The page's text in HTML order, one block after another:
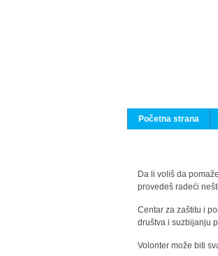
Početna strana
Da li voliš da
provedeš radeći
Centar za zaštitu i
društva i suzbijanju
Volonter može biti